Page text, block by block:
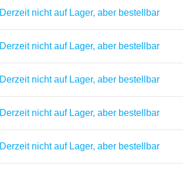
Derzeit nicht auf Lager, aber bestellbar
Derzeit nicht auf Lager, aber bestellbar
Derzeit nicht auf Lager, aber bestellbar
Derzeit nicht auf Lager, aber bestellbar
Derzeit nicht auf Lager, aber bestellbar